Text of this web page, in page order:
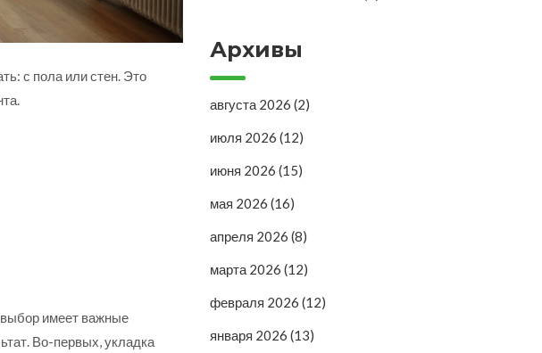
с пола или стен. Это
имеет важные
Во-первых, укладка
Архивы
августа 2026 (2)
июля 2026 (12)
июня 2026 (15)
мая 2026 (16)
апреля 2026 (8)
марта 2026 (12)
февраля 2026 (12)
января 2026 (13)